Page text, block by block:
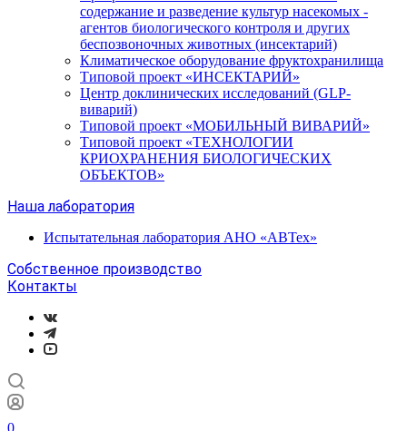
содержание и разведение культур насекомых -
агентов биологического контроля и других
беспозвоночных животных (инсектарий)
Климатическое оборудование фруктохранилища
Типовой проект «ИНСЕКТАРИЙ»
Центр доклинических исследований (GLP-
виварий)
Типовой проект «МОБИЛЬНЫЙ ВИВАРИЙ»
Типовой проект «ТЕХНОЛОГИИ
КРИОХРАНЕНИЯ БИОЛОГИЧЕСКИХ
ОБЪЕКТОВ»
Наша лаборатория
Испытательная лаборатория АНО «АВТех»
Собственное производство
Контакты
0